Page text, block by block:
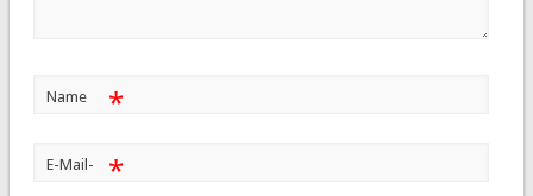
Name *
E-Mail- *